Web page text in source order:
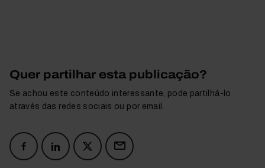
Quer partilhar esta publicação?
Se achou este conteúdo interessante, pode partilhá-lo
através das redes sociais ou por email.